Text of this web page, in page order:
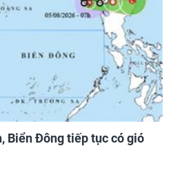
Biển Đông tiếp tục có gió